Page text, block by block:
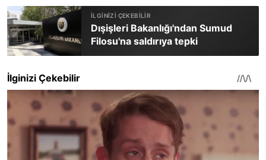
Dışişleri Bakanlığı'ndan Sumud
Filosu'na saldırıya tepki